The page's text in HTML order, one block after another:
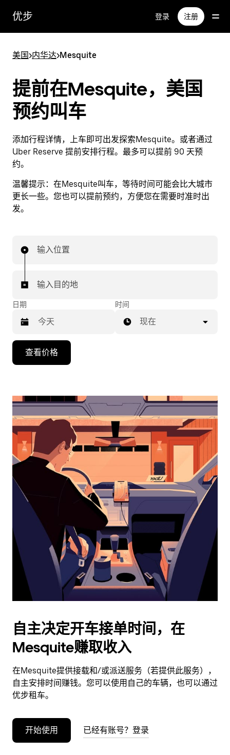
优步 登录 注册
美国>内华达>Mesquite
提前在Mesquite，美国
预约叫车
添加行程详情，上车即可出发探索Mesquite。或者通过
Uber Reserve 提前安排行程。最多可以提前 90 天预
约。
温馨提示： 在Mesquite叫车，等待时间可能会比大城市
更长一些。您也可以提前预约，方便您在需要时准时出
发。
输入位置
输入目的地
日期
向
头
浏
日
并
期。
按
退
闭
日
历。
时间
现在
查看价格
自主决定开车接单时间，在
Mesquite赚取收入
在Mesquite提供接载和/或派送服务（若提供此服务），
自主安排时间赚钱。您可以使用自己的车辆，也可以通过
优步租车。
开始使用 已经有账号？登录